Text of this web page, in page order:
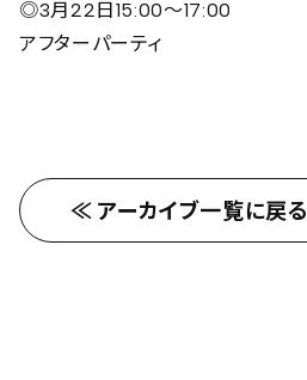
◎3月22日15:00〜17:00
アフターパーティ
アーカイブ一覧に戻る